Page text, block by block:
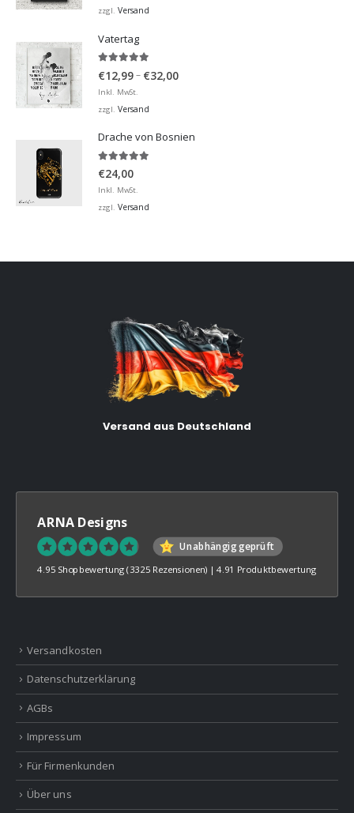
zzgl. Versand
Vatertag
€12,99– €32,00Preisspanne:
Inkl. MwSt.
zzgl. Versand
Drache von Bosnien
5.00von 5
€24,00
Inkl. MwSt.
zzgl. Versand
Versand aus Deutschland
ARNA Designs
Unabhängig geprüft
4.95 Shopbewertung (3325 Rezensionen) |4.91 Produktbewertung
Versandkosten
Datenschutzerklärung
AGBs
Impressum
Für Firmenkunden
Über uns